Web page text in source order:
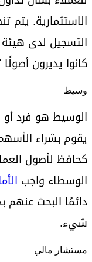
كانوا يديرون أصولًا تزيد
وسيط
الوسيط هو فرد
يقوم بشراء
كحافظ لأصول
الوسطاء واجب
دائمًا البحث
شيء.
مستشار مالي